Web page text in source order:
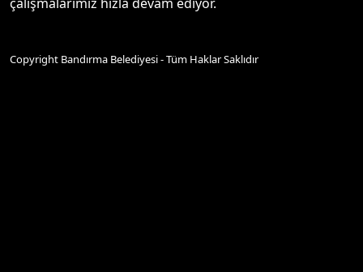
Copyright Bandırma Belediyesi - Tüm Haklar Saklıdır